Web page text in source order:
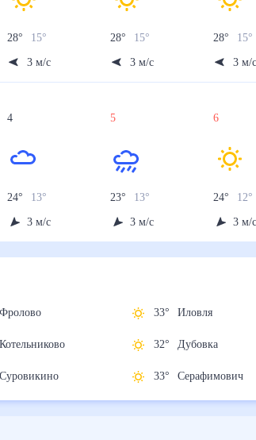
28° 15°
3 м/с
28° 15°
3 м/с
28° 15°
3 м/
4
24° 13°
3 м/с
5
23° 13°
3 м/с
6
24° 12°
3 м/
Фролово
Котельниково
Суровикино
33° Иловля
32° Дубовка
33°